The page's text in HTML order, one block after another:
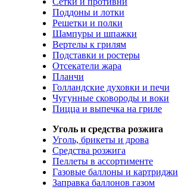
Поддоны и лотки
Решетки и полки
Шампуры и шпажки
Вертелы к грилям
Подставки и ростеры
Отсекатели жара
Планчи
Голландские духовки и печи
Чугунные сковороды и воки
Пицца и выпечка на гриле
Уголь и средства розжига
Уголь, брикеты и дрова
Средства розжига
Пеллеты в ассортименте
Газовые баллоны и картриджи
Заправка баллонов газом